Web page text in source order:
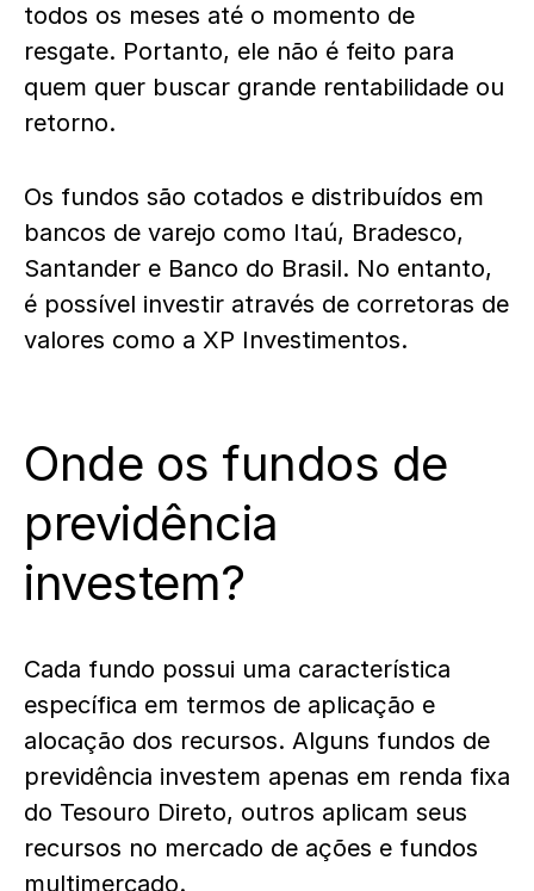
todos os meses até o momento de
resgate. Portanto, ele não é feito para
quem quer buscar grande rentabilidade ou
retorno.
Os fundos são cotados e distribuídos em
bancos de varejo como Itaú, Bradesco,
Santander e Banco do Brasil. No entanto,
é possível investir através de corretoras de
valores como a XP Investimentos.
Onde os fundos de
previdência
investem?
Cada fundo possui uma característica
específica em termos de aplicação e
alocação dos recursos. Alguns fundos de
previdência investem apenas em renda fixa
do Tesouro Direto, outros aplicam seus
recursos no mercado de ações e fundos
multimercado.